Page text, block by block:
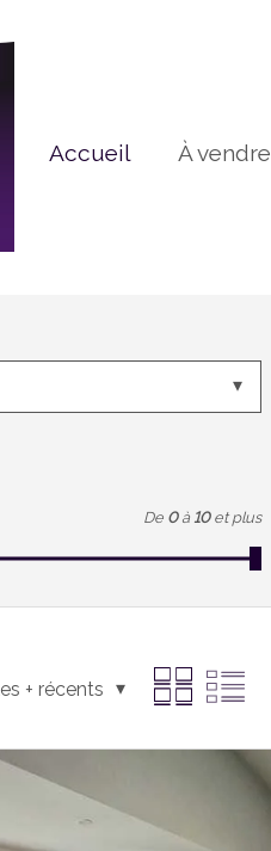
Accueil À vendre
De 0 à 10 et plus
+ récents